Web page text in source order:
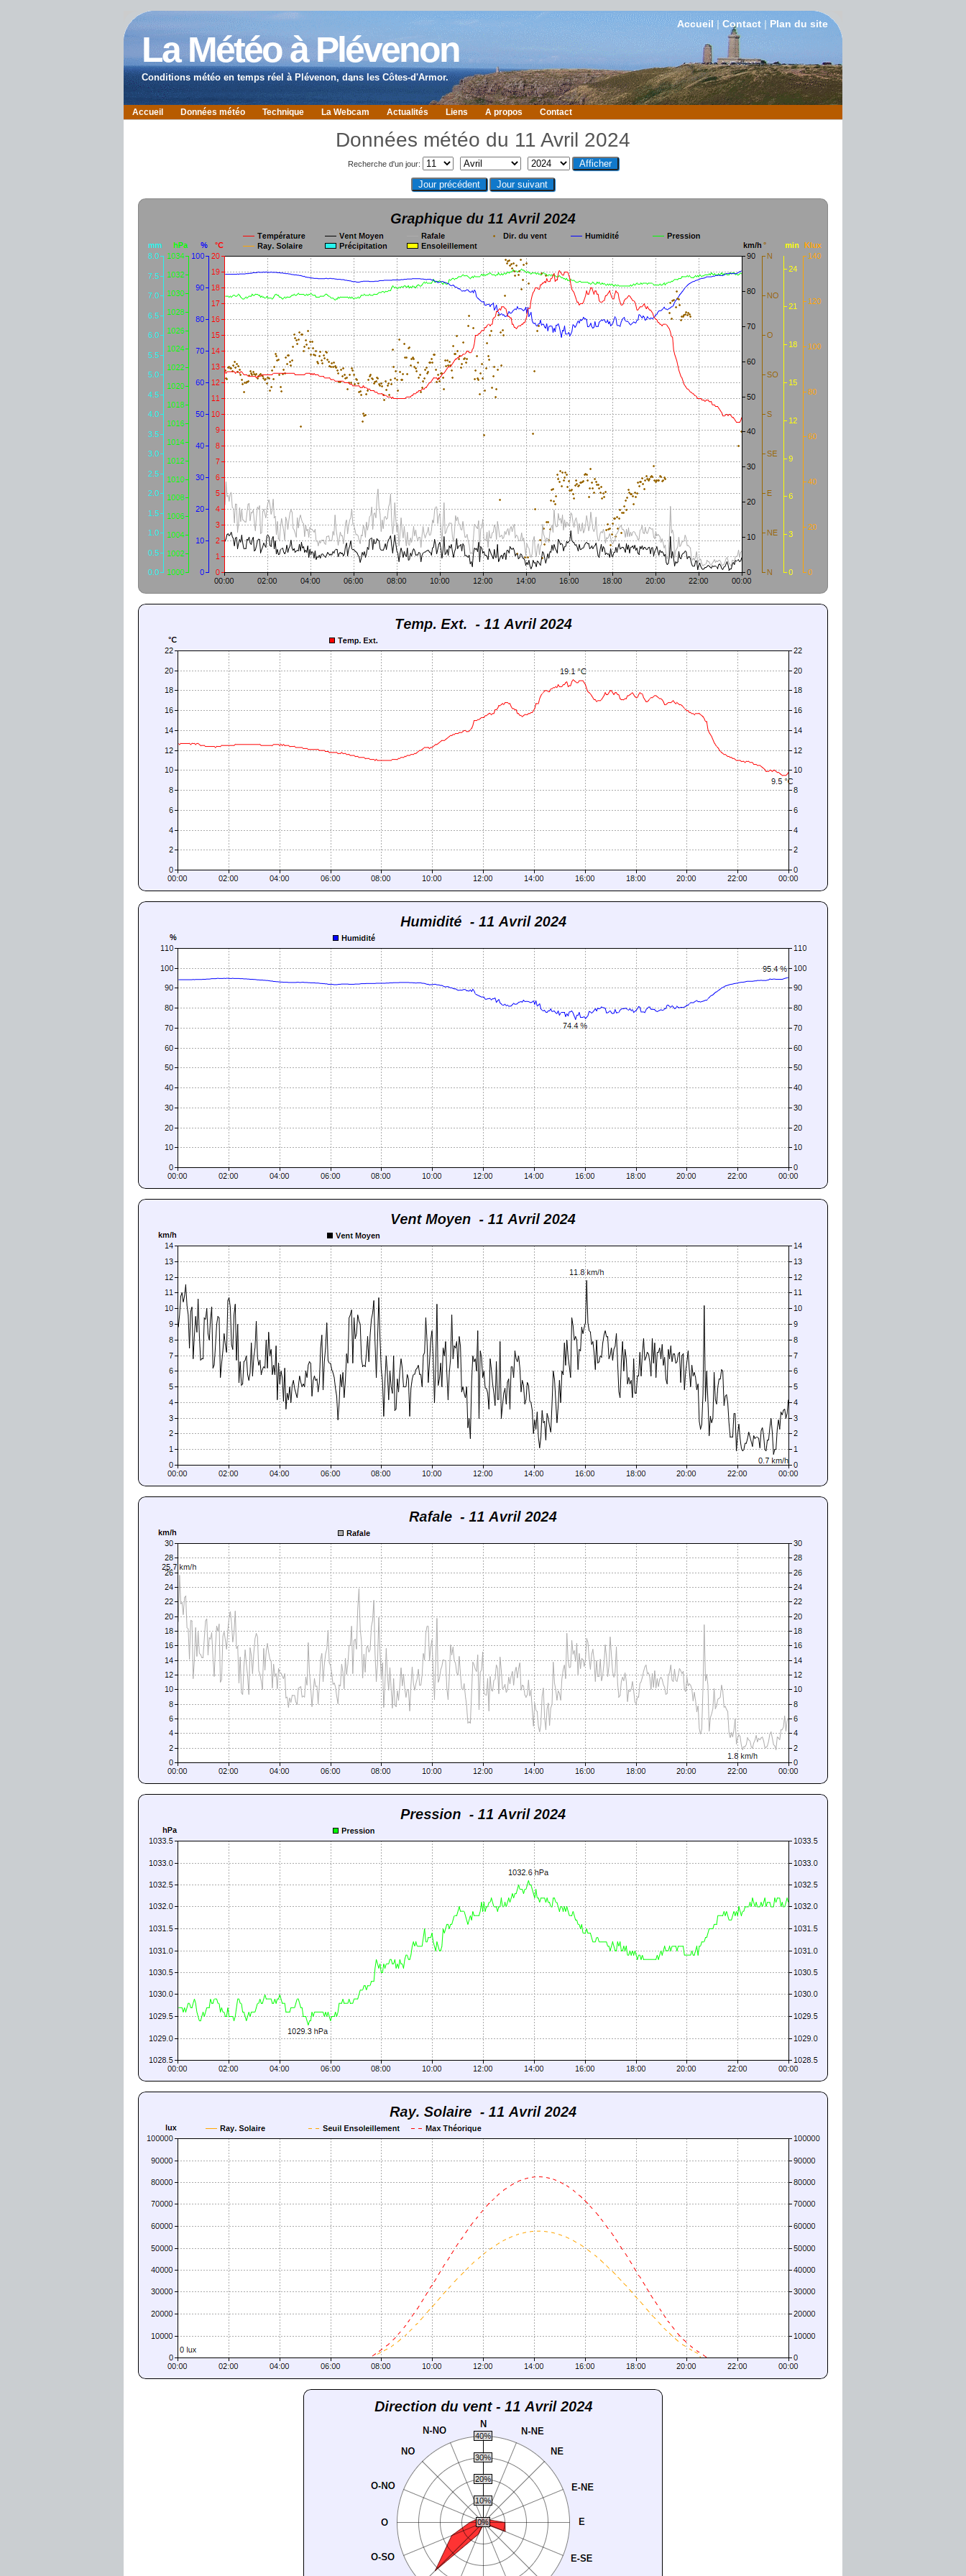
La Météo à Plévenon
Conditions météo en temps réel à Plévenon, dans les Côtes-d'Armor.
Accueil|Contact|Plan du site
Accueil Données météo Technique La Webcam Actualités Liens A propos Contact
Données météo du 11 Avril 2024
Recherche d'un jour: